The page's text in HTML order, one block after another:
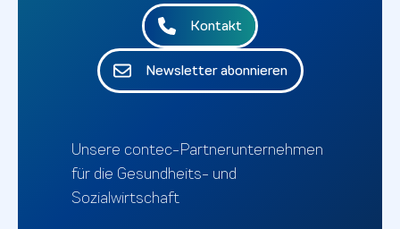
Kontakt
Newsletter abonnieren
Unsere contec-Partnerunternehmen
für die Gesundheits- und
Sozialwirtschaft